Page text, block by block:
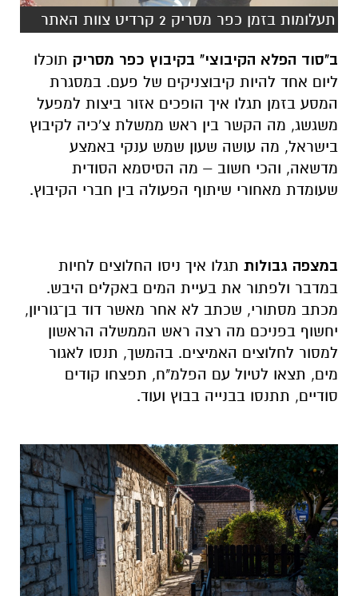
תעלומות בזמן כפר מסריק 2 קרדיט צוות האתר
ב"סוד הפלא הקיבוצי" בקיבוץ כפר מסריק תוכלו
ליום אחד להיות קיבוצניקים של פעם. במסגרת
המסע בזמן תגלו איך הופכים אזור ביצות למפעל
משגשג, מה הקשר בין ראש ממשלת צ'כיה לקיבוץ
בישראל, מה עושה שעון שמש ענקי באמצע
מדשאה, והכי חשוב – מה הסיסמא הסודית
שעומדת מאחורי שיתוף הפעולה בין חברי הקיבוץ.
במצפה גבולות תגלו איך ניסו החלוצים לחיות
במדבר ולפתור את בעיית המים באקלים היבש.
מכתב מסתורי, שכתב לא אחר מאשר דוד בן־גוריון,
יחשוף בפניכם מה רצה ראש הממשלה הראשון
למסור לחלוצים האמיצים. בהמשך, תנסו לאגור
מים, תצאו לטיול עם הפלמ"ח, תפצחו קודים
סודיים, תתנסו בבנייה בבוץ ועוד.